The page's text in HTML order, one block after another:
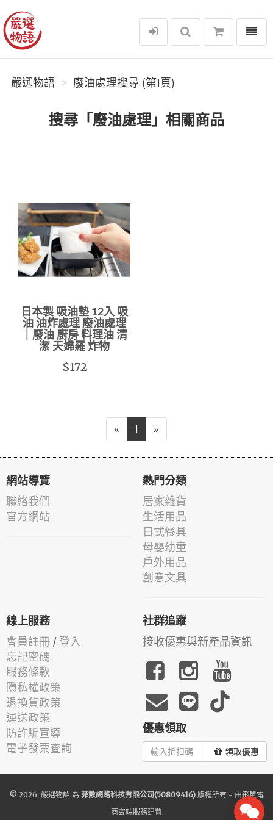
嚴選物語
選單
嚴選物語 廢油處理搜尋 (第1頁)
搜尋「廢油處理」相關商品
日本製 吸油墊 12入 吸
油 油炸處理 廢油處理
｜廢油 廚房 料理油 清
潔 天婦羅 炸物
$172
« 1 »
網站導覽
聯絡我們
官方網站
熱門分類
居家雜貨
生活用品
日式餐具
母嬰幼童
戶外用品
創意文具
線上服務
會員註冊 / 登入
忘記密碼
服務條款
隱私權政策
退換貨政策
運送政策
防詐騙宣導
電子發票查詢
社群追蹤
接收優惠與新產品資訊
優惠領取
領取優惠
© 2026. 嚴選物語為 菲數網路科技有限公司(50809416)版權所有 - 由飛鼠電
商雲端服務建置